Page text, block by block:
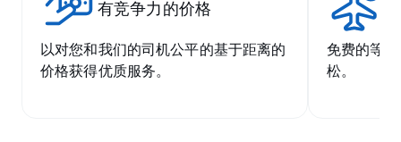
有竞争力的价格
以对您和我们的司机公平的基于距离的
价格获得优质服务。
免费的等
松。